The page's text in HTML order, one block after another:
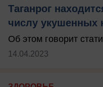
Таганрог
числу укушенных
Об этом говорит
14.04.2023